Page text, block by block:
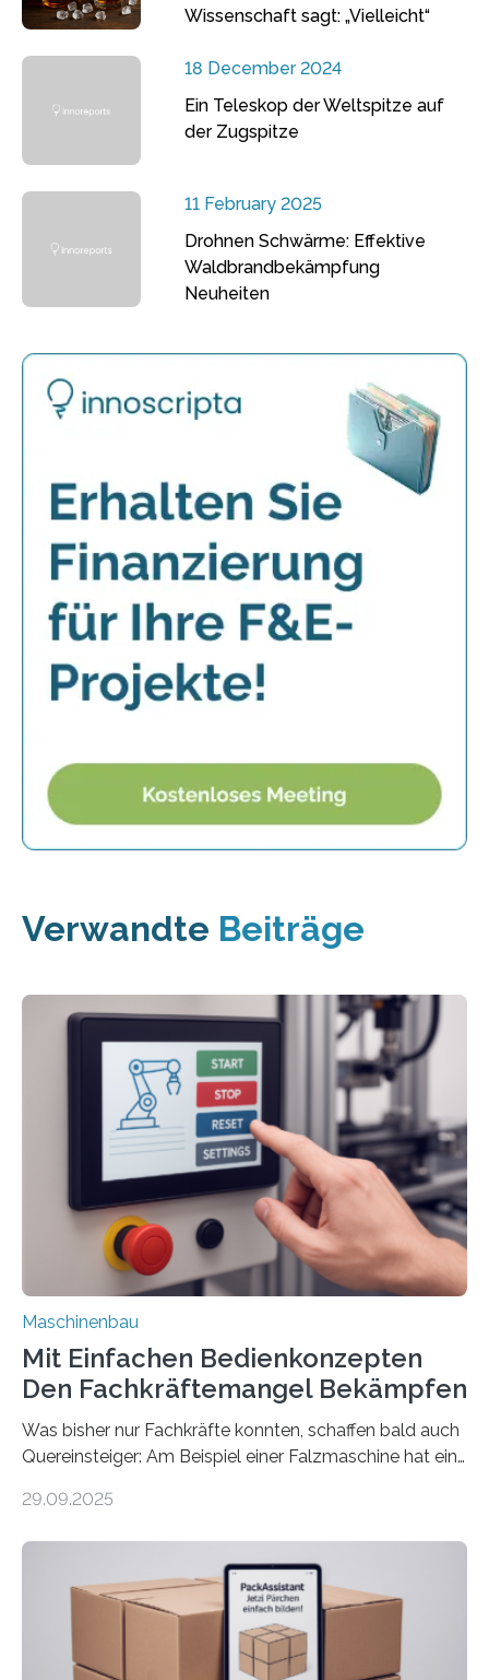
Wissenschaft sagt: „Vielleicht“
18 December 2024
Ein Teleskop der Weltspitze auf
der Zugspitze
11 February 2025
Drohnen Schwärme: Effektive
Waldbrandbekämpfung
Neuheiten
Verwandte Beiträge
Maschinenbau
Mit Einfachen Bedienkonzepten
Den Fachkräftemangel Bekämpfen
Was bisher nur Fachkräfte konnten, schaffen bald auch
Quereinsteiger: Am Beispiel einer Falzmaschine hat ein
Mensch-Maschine-Schnittstelle so sehr vereinfacht,
Die zugrunde liegende Methodik lässt sich auf alle
anderen Maschinen übertragen. Eine Falzmaschine
umzurüsten ist ein Job für echte Profis. Eine solche
Maschine faltet in Druckereien Broschüren, Prospekte,
Landkarten und vieles mehr – mehrere Zehntausend
29.09.2025